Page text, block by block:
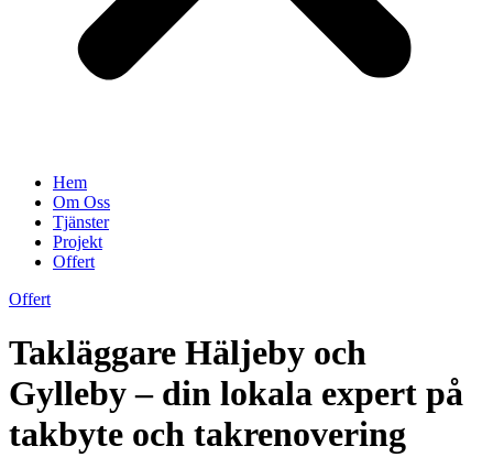
Hem
Om Oss
Tjänster
Projekt
Offert
Offert
Takläggare Häljeby och
Gylleby – din lokala expert på
takbyte och takrenovering